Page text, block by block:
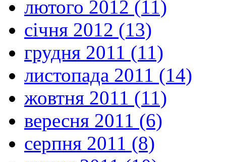
лютого 2012 (11)
січня 2012 (13)
грудня 2011 (11)
листопада 2011 (14)
жовтня 2011 (11)
вересня 2011 (6)
серпня 2011 (8)